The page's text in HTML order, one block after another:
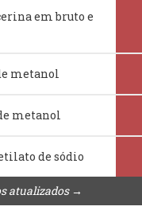
em bruto e
metanol
metanol
de sódio
atualizados →